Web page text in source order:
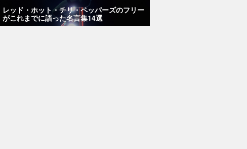
レッド・ホット・チリ・ペッパーズのフリー
がこれまでに語った名言集14選